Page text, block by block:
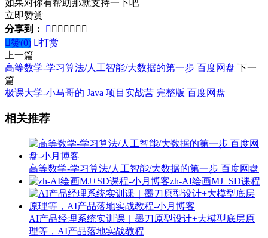
如果对你有帮助那就支持一下吧
立即赞赏
分享到：
      
赞(0) 打赏
上一篇
高等数学-学习算法/人工智能/大数据的第一步 百度网盘 下一
篇
极课大学-小马哥的 Java 项目实战营 完整版 百度网盘
相关推荐
高等数学-学习算法/人工智能/大数据的第一步 百度网盘
zh-AI绘画MJ+SD课程
AI产品经理系统实训课｜墨刀原型设计+大模型底层原
理等，AI产品落地实战教程